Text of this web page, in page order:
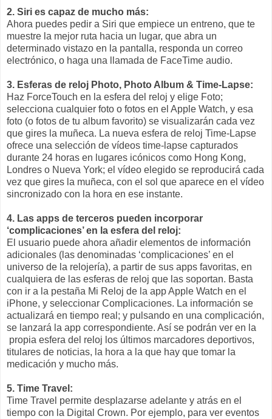
2. Siri es capaz de mucho más:
Ahora puedes pedir a Siri que empiece un entreno, que te
muestre la mejor ruta hacia un lugar, que abra un
determinado vistazo en la pantalla, responda un correo
electrónico, o haga una llamada de FaceTime audio.
3. Esferas de reloj Photo, Photo Album & Time-Lapse:
Haz ForceTouch en la esfera del reloj y elige Foto;
selecciona cualquier foto o fotos en el Apple Watch, y esa
foto (o fotos de tu album favorito) se visualizarán cada vez
que gires la muñeca. La nueva esfera de reloj Time-Lapse
ofrece una selección de vídeos time-lapse capturados
durante 24 horas en lugares icónicos como Hong Kong,
Londres o Nueva York; el vídeo elegido se reproducirá cada
vez que gires la muñeca, con el sol que aparece en el vídeo
sincronizado con la hora en ese instante.
4. Las apps de terceros pueden incorporar
‘complicaciones’ en la esfera del reloj:
El usuario puede ahora añadir elementos de información
adicionales (las denominadas ‘complicaciones’ en el
universo de la relojería), a partir de sus apps favoritas, en
cualquiera de las esferas de reloj que las soportan. Basta
con ir a la pestaña Mi Reloj de la app Apple Watch en el
iPhone, y seleccionar Complicaciones. La información se
actualizará en tiempo real; y pulsando en una complicación,
se lanzará la app correspondiente. Así se podrán ver en la
propia esfera del reloj los últimos marcadores deportivos,
titulares de noticias, la hora a la que hay que tomar la
medicación y mucho más.
5. Time Travel:
Time Travel permite desplazarse adelante y atrás en el
tiempo con la Digital Crown. Por ejemplo, para ver eventos